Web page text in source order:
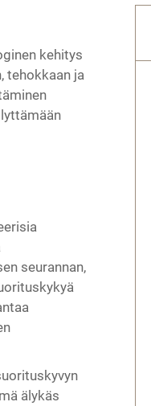
kehitys
tehokkaan ja
seurannan,
älykäs